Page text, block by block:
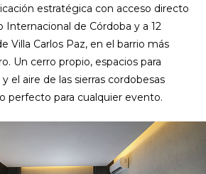
estratégica con acceso directo
Internacional de Córdoba y a 12
Villa Carlos Paz, en el barrio más
Un cerro propio, espacios para
el aire de las sierras cordobesas
perfecto para cualquier evento.